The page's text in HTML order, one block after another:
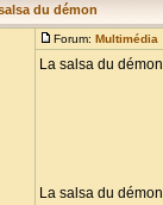
du démon
Forum: Multimédia
La salsa du démon
La salsa du démon